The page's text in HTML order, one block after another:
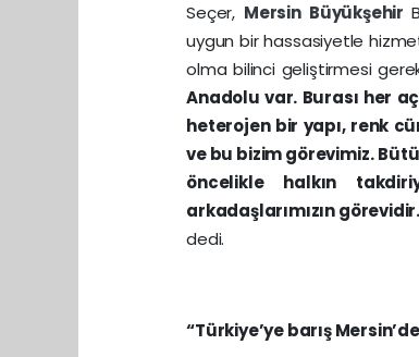
Seçer, Mersin Büyükşehir
uygun bir hassasiyetle
olma bilinci geliştirmesi
Anadolu var. Burası her
heterojen bir yapı, renk
ve bu bizim görevimiz.
öncelikle halkın
arkadaşlarımızın
dedi.
“Türkiye’ye barış